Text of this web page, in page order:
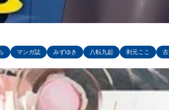
マンガ誌 みずゆき 八転九起 剥元ここ